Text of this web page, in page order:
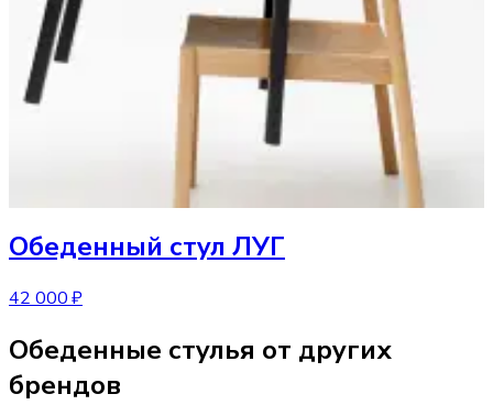
Обеденный стул ЛУГ
42 000 ₽
Обеденные стулья от других
брендов